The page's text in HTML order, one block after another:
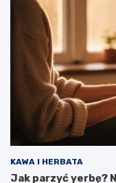
KAWA I HERBATA
Jak parzyć yerbę?